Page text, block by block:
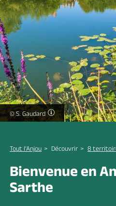
Dormir, manger
Anjou Loir et Sarthe
Produits locaux, artisanat
Anjou Loir et Sarthe
Venir et se
Rivière Le Loir à Durtal -
© S. Gaudard
Tout l’Anjou Découvrir 8
Bienvenue en
Sarthe